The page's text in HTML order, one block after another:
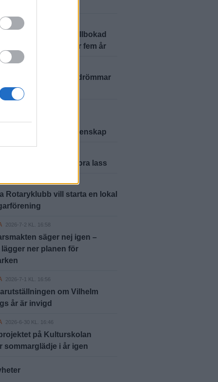
2026-7-18 KL. 17:15
till fullbokad
– Härlövs skafferi firar fem år
2026-7-11 KL. 17:12
och blomsterdrömmar
blomsterbod
Gård har blivit en
för mat och gemenskap
de servera glass i stora lass
Rotaryklubb vill starta en lokal
2026-7-2 KL. 16:58
säger nej igen –
lägger ner planen för
2026-7-1 KL. 16:56
om Vilhelm
år är invigd
2026-6-30 KL. 16:46
på Kulturskolan
sommarglädje i år igen